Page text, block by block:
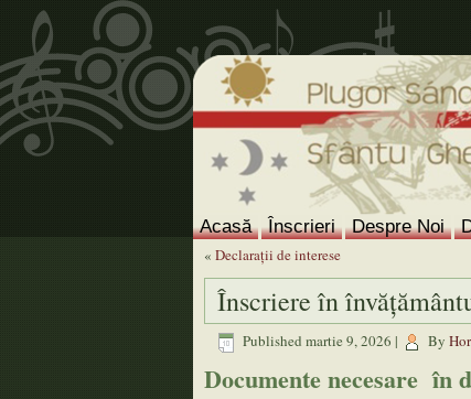
Acasă Înscrieri Despre Noi
« Declarații de interese
Înscriere în
Published martie 9, 2026 | By
Documente necesare în